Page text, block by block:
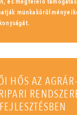
HŐS AZ AGRÁR-